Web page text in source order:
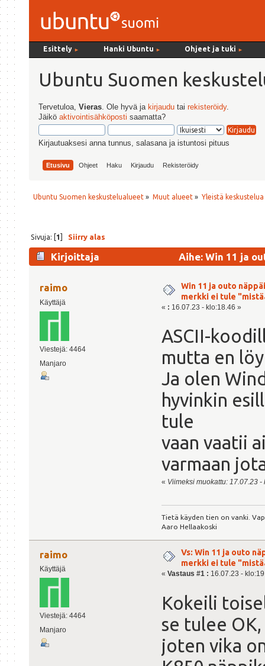
Esittely ► Hanki Ubuntu ► Ohjeet ja tuki ►
Ubuntu Suomen
Tervetuloa,Vieras . Ole hyvä ja kirjaudu tairekisteröidy.
Jäiköaktivointisähköposti saamatta?
Kirjautuaksesi anna tunnus, salasana ja istuntosi pituus
Etusivu Ohjeet Haku Kirjaudu Rekisteröidy
Ubuntu Suomen keskustelualueet » Muut alueet» Yleistä keskustelua
Sivuja: [1] Siirry alas
Kirjoittaja
Aihe: Win 11 ja
raimo
Käyttäjä
Viestejä: 4464
Manjaro
Win 11 ja outo
merkki ei tule
« : 16.07.23 - klo:18.46 »
ASCII-
mutta en
Ja olen
hyvinkin
tule
vaan vaatii
varmaan
« Viimeksi muokattu: 17.07.23
Tietä käyden tien on vanki.
Aaro Hellaakoski
raimo
Käyttäjä
Viestejä: 4464
Manjaro
Vs: Win 11 ja outo
merkki ei tule
« Vastaus #1 : 16.07.23 -
Kokeili
se tulee OK,
joten vika